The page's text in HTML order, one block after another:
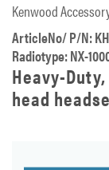
Kenwood
ArticleNo/ P/N:
Radiotype: NX-
Heavy-
head